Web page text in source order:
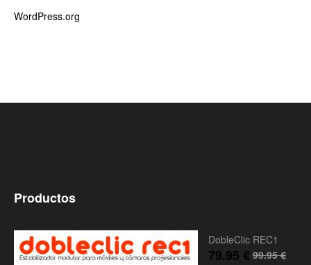
WordPress.org
Productos
DobleClic REC1
99.95€
79.95 €